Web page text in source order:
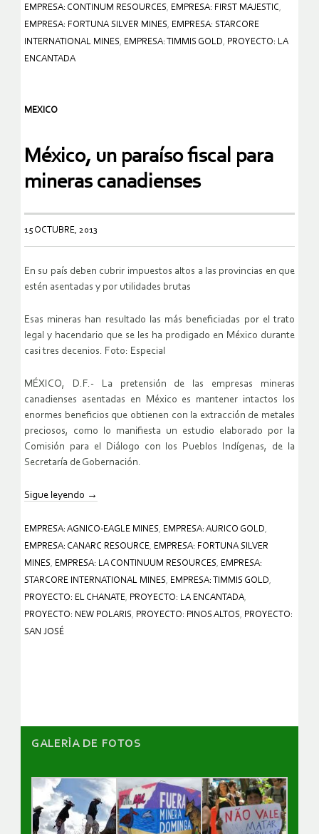
EMPRESA: CONTINUM RESOURCES, EMPRESA: FIRST MAJESTIC,
EMPRESA: FORTUNA SILVER MINES, EMPRESA: STARCORE
INTERNATIONAL MINES, EMPRESA: TIMMIS GOLD, PROYECTO: LA
ENCANTADA
MEXICO
México, un paraíso fiscal para
mineras canadienses
15 OCTUBRE, 2013
En su país deben cubrir impuestos altos a las provincias en que
estén asentadas y por utilidades brutas
Esas mineras han resultado las más beneficiadas por el trato
legal y hacendario que se les ha prodigado en México durante
casi tres decenios. Foto: Especial
MÉXICO, D.F.- La pretensión de las empresas mineras
canadienses asentadas en México es mantener intactos los
enormes beneficios que obtienen con la extracción de metales
preciosos, como lo manifiesta un estudio elaborado por la
Comisión para el Diálogo con los Pueblos Indígenas, de la
Secretaría de Gobernación.
Sigue leyendo →
EMPRESA: AGNICO-EAGLE MINES, EMPRESA: AURICO GOLD,
EMPRESA: CANARC RESOURCE, EMPRESA: FORTUNA SILVER
MINES, EMPRESA: LA CONTINUUM RESOURCES, EMPRESA:
STARCORE INTERNATIONAL MINES, EMPRESA: TIMMIS GOLD,
PROYECTO: EL CHANATE, PROYECTO: LA ENCANTADA,
PROYECTO: NEW POLARIS, PROYECTO: PINOS ALTOS, PROYECTO:
SAN JOSÉ
GALERÌA DE FOTOS